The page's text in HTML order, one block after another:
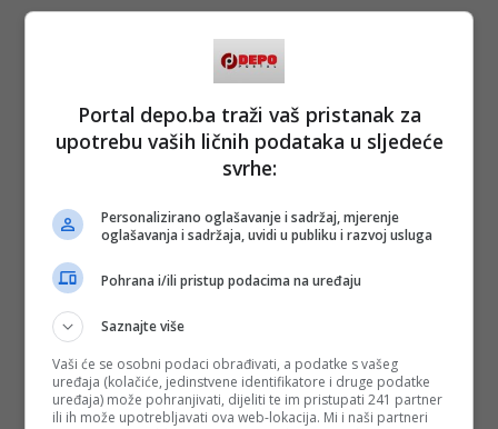
Portal depo.ba traži vaš pristanak za
upotrebu vaših ličnih podataka u sljedeće
svrhe:
Personalizirano oglašavanje i sadržaj, mjerenje
oglašavanja i sadržaja, uvidi u publiku i razvoj usluga
Pohrana i/ili pristup podacima na uređaju
Saznajte više
Vaši će se osobni podaci obrađivati, a podatke s vašeg
uređaja (kolačiće, jedinstvene identifikatore i druge podatke
uređaja) može pohranjivati, dijeliti te im pristupati 241 partner
ili ih može upotrebljavati ova web-lokacija. Mi i naši partneri